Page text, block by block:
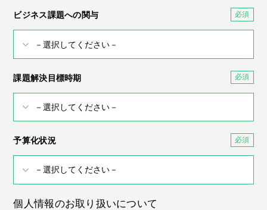
ビジネス課題への関与
課題解決目標時期
予算化状況
個人情報のお取り扱いについて